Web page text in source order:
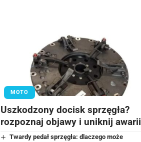
MOTO
Uszkodzony docisk sprzęgła?
rozpoznaj objawy i uniknij awarii
Twardy pedał sprzęgła: dlaczego może